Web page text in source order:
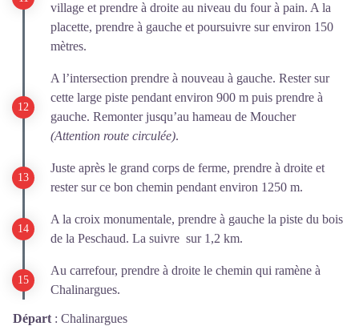
village et prendre à droite au niveau du four à pain. A la
placette, prendre à gauche et poursuivre sur environ 150
mètres.
A l’intersection prendre à nouveau à gauche. Rester sur
cette large piste pendant environ 900 m puis prendre à
gauche. Remonter jusqu’au hameau de Moucher
(Attention route circulée).
Juste après le grand corps de ferme, prendre à droite et
rester sur ce bon chemin pendant environ 1250 m.
A la croix monumentale, prendre à gauche la piste du bois
de la Peschaud. La suivre sur 1,2 km.
Au carrefour, prendre à droite le chemin qui ramène à
Chalinargues.
Départ : Chalinargues